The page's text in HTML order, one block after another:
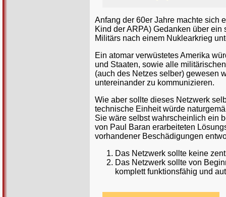
Anfang der 60er Jahre machte sich
Kind der ARPA) Gedanken über
Militärs nach einem Nuklearkrieg
Ein atomar verwüstetes Amerika
und Staaten, sowie alle
(auch des Netzes selber) gewesen
untereinander zu kommunizieren.
Wie aber sollte dieses Netzwerk
technische Einheit würde
Sie wäre selbst wahrscheinlich ein
von Paul Baran erarbeiteten
vorhandener Beschädigungen
Das Netzwerk sollte keine
Das Netzwerk sollte von
komplett funktionsfähig und